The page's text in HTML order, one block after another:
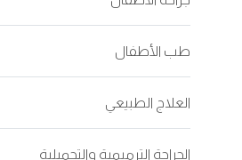
طب الأطفال
العلاج الطبيعي
الجراحة الترميمية والتجميلية